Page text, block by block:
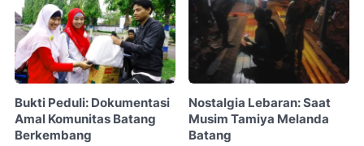
Bukti Peduli: Dokumentasi
Amal Komunitas Batang
Berkembang
Nostalgia Lebaran: Saat
Musim Tamiya Melanda
Batang